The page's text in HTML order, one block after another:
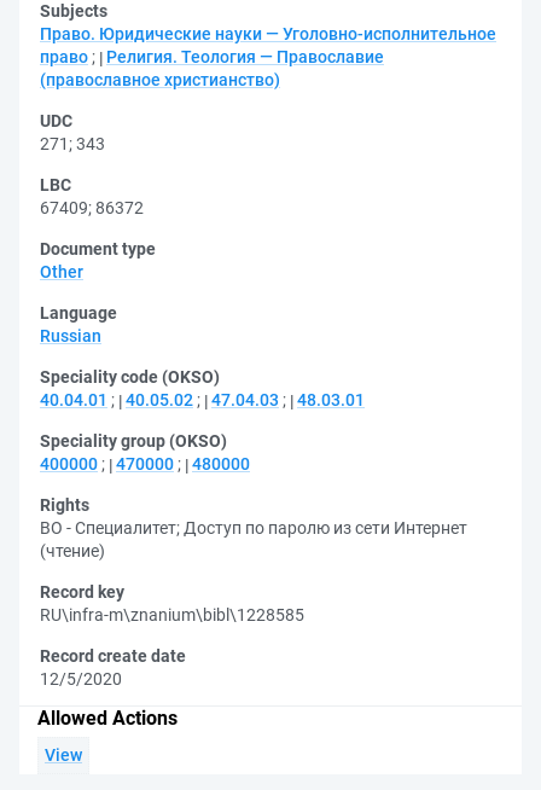
Subjects
Право. Юридические науки — Уголовно-исполнительное
право ;
Религия. Теология — Православие
(православное христианство)
UDC
271 ;343
LBC
67409;86372
Document type
Other
Language
Russian
Speciality code (OKSO)
40.04.01 ; 40.05.02 ; 47.04.03 ; 48.03.01
Speciality group (OKSO)
400000 ; 470000 ; 480000
Rights
ВО - Специалитет; Доступ по паролю из сети Интернет
(чтение)
Record key
RU\infra-m\znanium\bibl\1228585
Record create date
12/5/2020
Allowed Actions
View